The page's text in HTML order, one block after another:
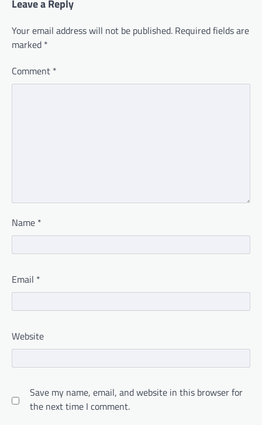
Leave a Reply
Your email address will not be published. Required fields are
marked *
Comment *
Name *
Email *
Website
Save my name, email, and website in this browser for
the next time I comment.